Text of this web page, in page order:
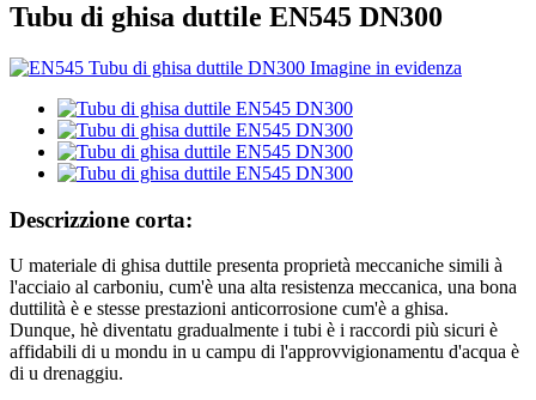
Tubu di ghisa duttile EN545 DN300
Descrizzione corta:
U materiale di ghisa duttile presenta proprietà meccaniche simili à
l'acciaio al carboniu, cum'è una alta resistenza meccanica, una bona
duttilità è e stesse prestazioni anticorrosione cum'è a ghisa.
Dunque, hè diventatu gradualmente i tubi è i raccordi più sicuri è
affidabili di u mondu in u campu di l'approvvigionamentu d'acqua è
di u drenaggiu.